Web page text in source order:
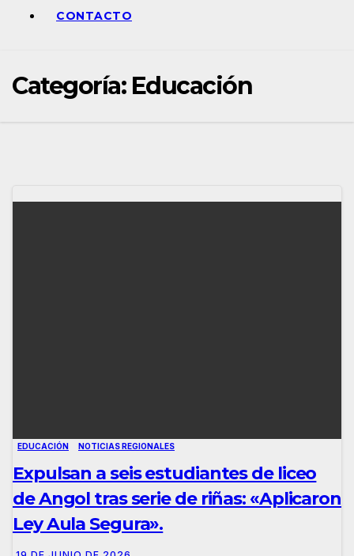
CONTACTO
Categoría: Educación
EDUCACIÓN NOTICIAS REGIONALES
Expulsan a seis estudiantes de liceo
de Angol tras serie de riñas: «Aplicaron
Ley Aula Segura».